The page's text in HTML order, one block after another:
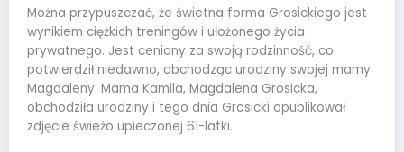
Można przypuszczać, że świetna forma Grosickiego jest
wynikiem ciężkich treningów i ułożonego życia
prywatnego. Jest ceniony za swoją rodzinność, co
potwierdził niedawno, obchodząc urodziny swojej mamy
Magdaleny. Mama Kamila, Magdalena Grosicka,
obchodziła urodziny i tego dnia Grosicki opublikował
zdjęcie świeżo upieczonej 61-latki.